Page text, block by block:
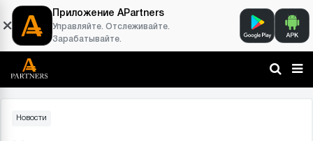
Приложение APartners
Управляйте. Отслеживайте.
Зарабатывайте.
Новости